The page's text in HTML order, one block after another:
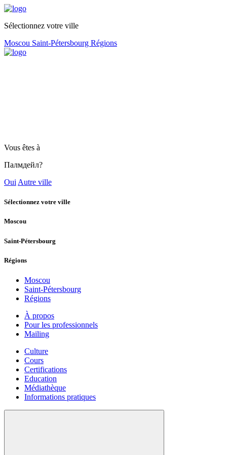
Sélectionnez votre ville
Moscou Saint-Pétersbourg Régions
Vous êtes à
Палмдейл?
Oui Autre ville
Sélectionnez votre ville
Moscou
Saint-Pétersbourg
Régions
Moscou
Saint-Pétersbourg
Régions
À propos
Pour les professionnels
Mailing
Culture
Cours
Certifications
Education
Médiathèque
Informations pratiques